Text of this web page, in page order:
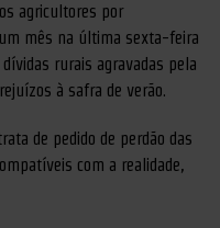
agricultores por
mês na última sexta-feira
rurais agravadas pela
à safra de verão.
de pedido de perdão das
com a realidade,